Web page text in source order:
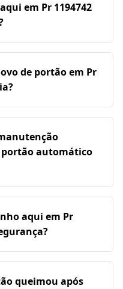
em Pr 1194742
de portão em Pr
automático
aqui em Pr
queimou após